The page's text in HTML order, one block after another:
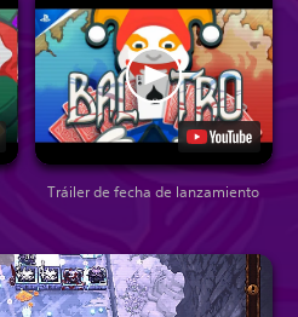
Tráiler de fecha de lanzamiento